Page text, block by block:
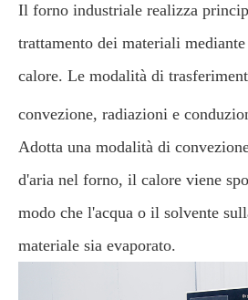
Il forno industriale realizza
trattamento dei materiali
calore. Le modalità di
convezione, radiazioni e
Adotta una modalità di
d'aria nel forno, il calore viene
modo che l'acqua o il solvente
materiale sia evaporato.